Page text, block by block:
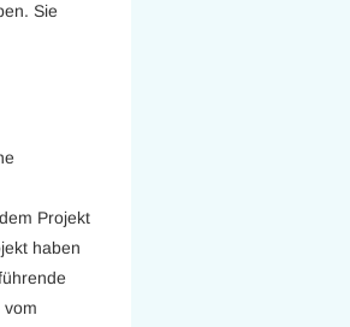
Sie
Projekt
haben
vom